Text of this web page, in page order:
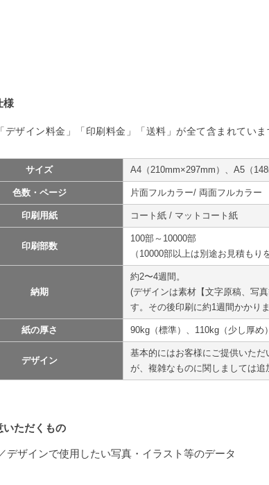
様
デザイン料金」「印刷料金」「送料」が全て含まれていま
サイズ A4（210mm×297mm）、A5（
色数・ページ 片面フルカラー/ 両面フルカラー
印刷用紙 コート紙 / マットコート紙
印刷部数
100部～10000部
（10000部以上は別途お見積もり
納期
約2〜4週間。
(デザインは素材【文字原稿、写
す。その後印刷に約1週間かかりま
紙の厚さ 90kg（標準）、110kg（少し厚め）
デザイン
基本的にはお客様にご提供いた
が、複雑なものに関しましては追
いただくもの
デザインで使用したい写真・イラスト等のデータ